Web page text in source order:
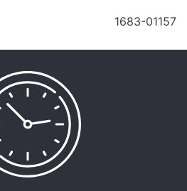
1683-01157